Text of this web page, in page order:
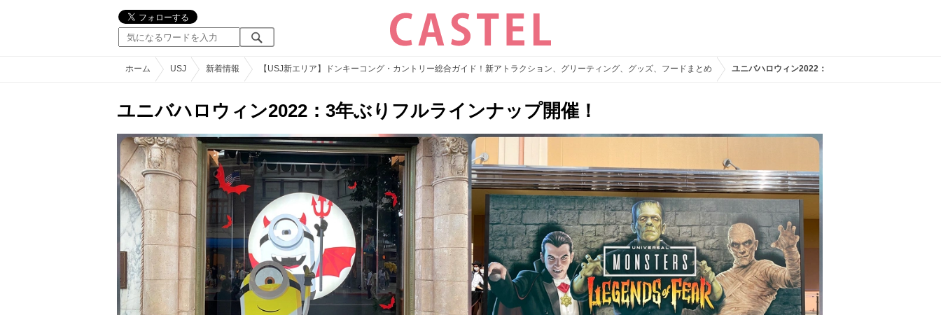
ホーム USJ 新着情報 【USJ新エリア】ドンキーコング・カントリー総合ガイド！新アトラクション、グリーティング、グッズ、フードまとめ ユニバハロウィン2022：3年ぶりフルラインナップ開
ユニバハロウィン2022：3年ぶりフルラインナップ開催！